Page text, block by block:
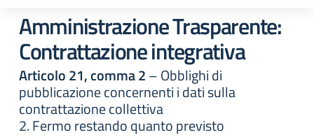
Amministrazione Trasparente:
Contrattazione integrativa
Articolo 21, comma 2– Obblighi di
pubblicazione concernenti i dati sulla
contrattazione collettiva
2. Fermo restando quanto previsto